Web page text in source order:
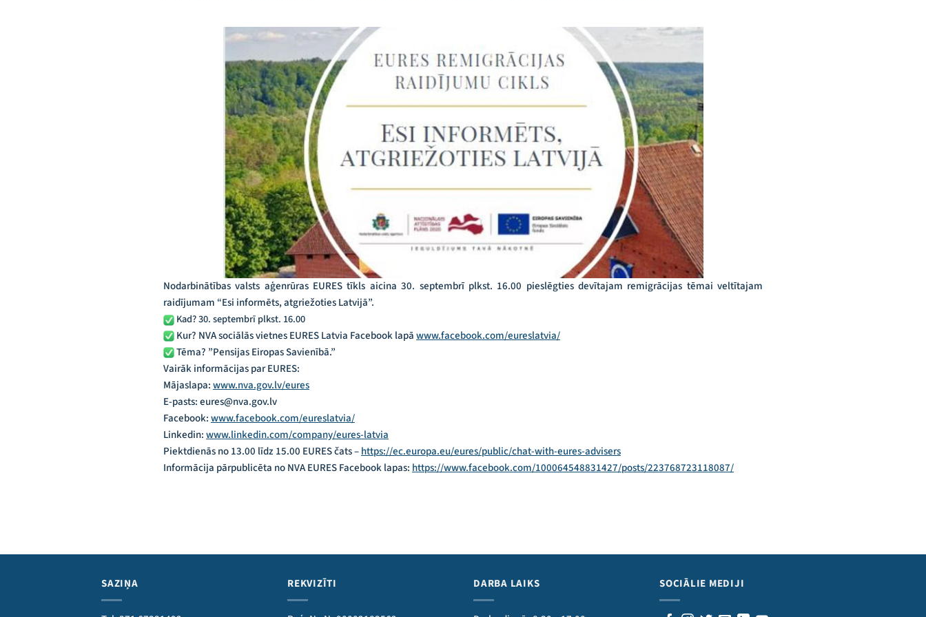
Nodarbinātības valsts aģenrūras EURES tīkls aicina 30. septembrī plkst. 16.00 pieslēgties devītajam remigrācijas tēmai veltītajam
raidījumam “Esi informēts, atgriežoties Latvijā”.
Kad? 30. septembrī plkst. 16.00
Kur? NVA sociālās vietnes EURES Latvia Facebook lapāwww.facebook.com/eureslatvia/
Tēma? ”Pensijas Eiropas Savienībā.”
Vairāk informācijas par EURES:
Mājaslapa:www.nva.gov.lv/eures
E-pasts: eures@nva.gov.lv
Facebook:www.facebook.com/eureslatvia/
Linkedin:www.linkedin.com/company/eures-latvia
Piektdienās no 13.00 līdz 15.00 EURES čats –https://ec.europa.eu/eures/public/chat-with-eures-advisers
Informācija pārpublicēta no NVA EURES Facebook lapas: https://www.facebook.com/100064548831427/posts/223768723118087/
SAZIŅA REKVIZĪTI DARBA LAIKS SOCIĀLIE MEDIJI